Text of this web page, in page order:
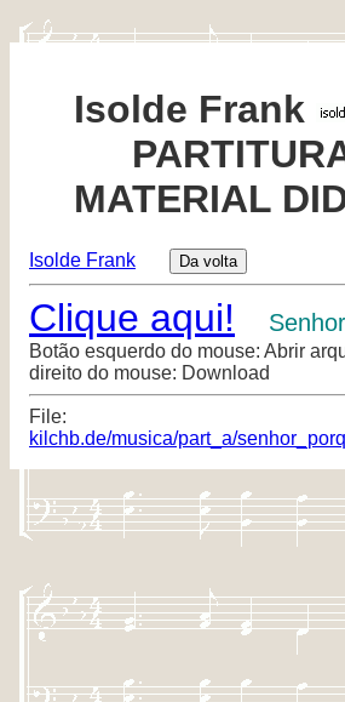
Isolde Frank
MATERIAL
Isolde Frank
Clique aqui!
Botão esquerdo do mouse: Abrir
direito do mouse: Download
File:
kilchb.de/musica/part_a/